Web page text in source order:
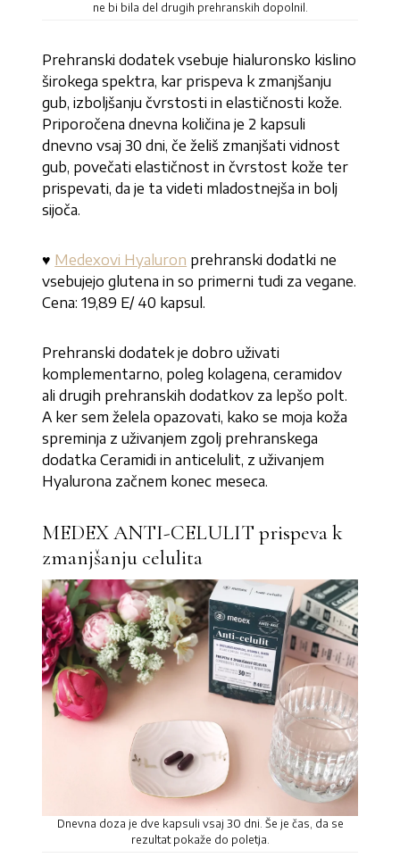
ne bi bila del drugih prehranskih dopolnil.
Prehranski dodatek vsebuje hialuronsko kislino
širokega spektra, kar prispeva k zmanjšanju
gub, izboljšanju čvrstosti in elastičnosti kože.
Priporočena dnevna količina je 2 kapsuli
dnevno vsaj 30 dni, če želiš zmanjšati vidnost
gub, povečati elastičnost in čvrstost kože ter
prispevati, da je ta videti mladostnejša in bolj
sijoča.
♥ Medexovi Hyaluron prehranski dodatki ne
vsebujejo glutena in so primerni tudi za vegane.
Cena: 19,89 E/ 40 kapsul.
Prehranski dodatek je dobro uživati
komplementarno, poleg kolagena, ceramidov
ali drugih prehranskih dodatkov za lepšo polt.
A ker sem želela opazovati, kako se moja koža
spreminja z uživanjem zgolj prehranskega
dodatka Ceramidi in anticelulit, z uživanjem
Hyalurona začnem konec meseca.
MEDEX ANTI-CELULIT prispeva k
zmanjšanju celulita
Dnevna doza je dve kapsuli vsaj 30 dni. Še je čas, da se
rezultat pokaže do poletja.